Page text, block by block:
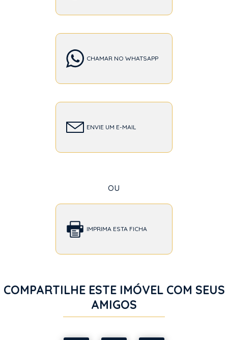
CHAMAR NO WHATSAPP
ENVIE UM E-MAIL
ou
IMPRIMA ESTA FICHA
COMPARTILHE ESTE IMÓVEL COM SEUS
AMIGOS